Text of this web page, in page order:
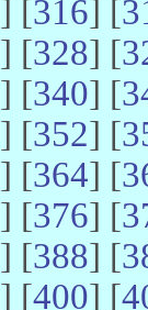
] [316] [
] [328] [
] [340] [
] [352] [
] [364] [
] [376] [
] [388] [
] [400] [